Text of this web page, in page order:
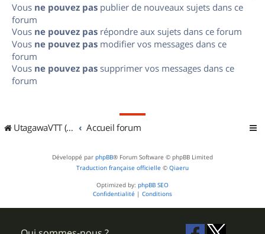
Vous ne pouvez pas publier de nouveaux sujets dans ce
forum
Vous ne pouvez pas répondre aux sujets dans ce forum
Vous ne pouvez pas modifier vos messages dans ce
forum
Vous ne pouvez pas supprimer vos messages dans ce
forum
UtagawaVTT (Randos VTT et VTTAE avec traces GPS) Accueil forum
Développé par phpBB® Forum Software © phpBB Limited
Traduction française officielle © Qiaeru
Optimized by: phpBB SEO
Confidentialité | Conditions